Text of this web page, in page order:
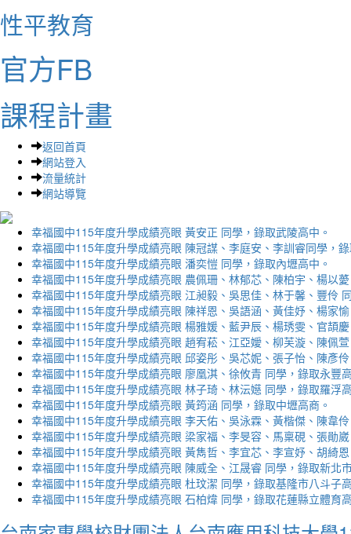
性平教育
官方FB
課程計畫
返回首頁
網站登入
流量統計
網站導覽
幸福國中115年度升學成績亮眼 黃安正 同學，錄取武陵高中。
幸福國中115年度升學成績亮眼 陳冠謀、李庭安、李訓睿同學，
幸福國中115年度升學成績亮眼 潘奕愷 同學，錄取內壢高中。
幸福國中115年度升學成績亮眼 農佩珊、林郁芯、陳柏宇、楊以
幸福國中115年度升學成績亮眼 江昶毅、吳思佳、林于馨、豐伶
幸福國中115年度升學成績亮眼 陳祥恩、吳語涵、黃佳妤、楊家
幸福國中115年度升學成績亮眼 楊雅媛、藍尹辰、楊琇雯、官頡
幸福國中115年度升學成績亮眼 趙宥菘、江亞嬡、柳芙漩、陳佩
幸福國中115年度升學成績亮眼 邱姿彤、吳芯妮、張子怡、陳彥
幸福國中115年度升學成績亮眼 廖凰淇、徐攸青 同學，錄取永豐
幸福國中115年度升學成績亮眼 林子琦、林沄嬨 同學，錄取羅浮
幸福國中115年度升學成績亮眼 黃筠涵 同學，錄取中壢高商。
幸福國中115年度升學成績亮眼 李天佑、吳泳霖、黃楷傑、陳韋
幸福國中115年度升學成績亮眼 梁家福、李旻容、馬稟硯、張勛
幸福國中115年度升學成績亮眼 黃雋哲、李宜芯、李宣妤、胡綺
幸福國中115年度升學成績亮眼 陳威全、江晟睿 同學，錄取新北
幸福國中115年度升學成績亮眼 杜玟潔 同學，錄取基隆市八斗子
幸福國中115年度升學成績亮眼 石柏煒 同學，錄取花蓮縣立體育